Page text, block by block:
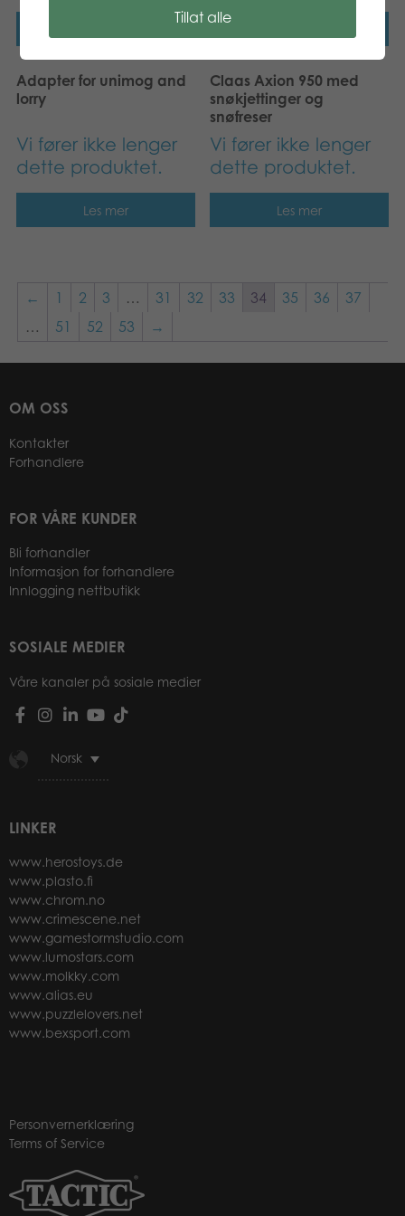
Adapter for unimog and
lorry
Vi fører ikke lenger
dette produktet.
Les mer
Claas Axion 950 med
snøkjettinger og
snøfreser
Vi fører ikke lenger
dette produktet.
Les mer
← 1 2 3 … 31 32 33 34 35 36
37
…
51 52 53 →
OM OSS
Kontakter
Forhandlere
FOR VÅRE KUNDER
Bli forhandler
Informasjon for forhandlere
Innlogging nettbutikk
SOSIALE MEDIER
Våre kanaler på sosiale medier
Norsk
LINKER
www.herostoys.de
www.plasto.fi
www.chrom.no
www.crimescene.net
www.gamestormstudio.com
www.lumostars.com
www.molkky.com
www.alias.eu
www.puzzlelovers.net
www.bexsport.com
Personvernerklæring
Terms of Service
Tillat alle